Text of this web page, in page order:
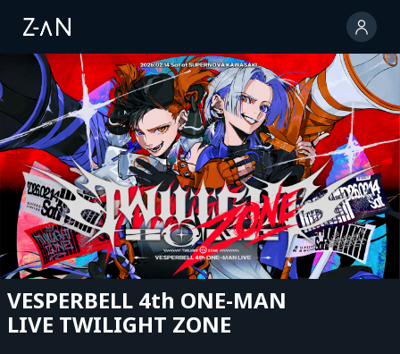
VESPERBELL 4th ONE-MAN
LIVE TWILIGHT ZONE